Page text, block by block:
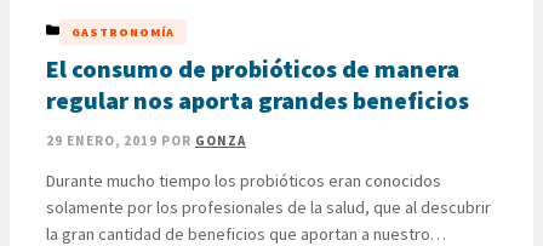
tradición que ha sido heredada de generación en generación
y que constituye la base de la cultura del …LEER MÁS
CATEGORÍAS
GASTRONOMÍA
El consumo de probióticos de manera
regular nos aporta grandes beneficios
29 ENERO, 2019 POR GONZA
Durante mucho tiempo los probióticos eran conocidos
solamente por los profesionales de la salud, que al descubrir
la gran cantidad de beneficios que aportan a nuestro